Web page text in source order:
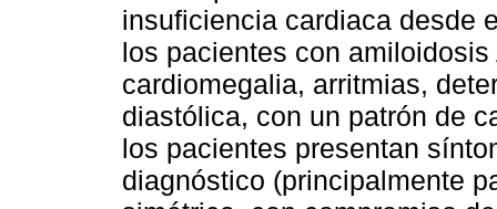
insuficiencia cardiaca desde
los pacientes con
cardiomegalia, arritmias,
diastólica, con un patrón de
los pacientes presentan
diagnóstico (principalmente